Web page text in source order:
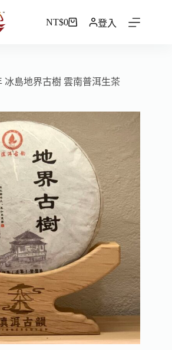
NT$0 登入
冰島地界古樹 雲南普洱生茶